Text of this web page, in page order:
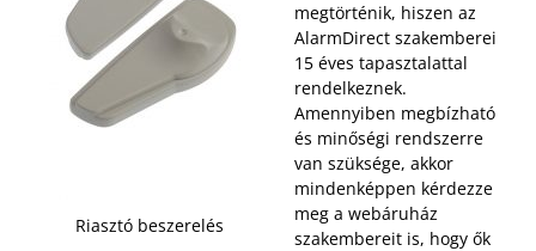
Riasztó beszerelés
megtörténik, hiszen az
AlarmDirect szakemberei
15 éves tapasztalattal
rendelkeznek.
Amennyiben megbízható
és minőségi rendszerre
van szüksége, akkor
mindenképpen kérdezze
meg a webáruház
szakembereit is, hogy ők